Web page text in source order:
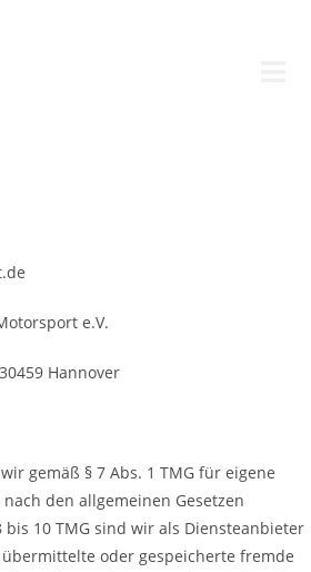
e.V.
Hannover
gemäß § 7 Abs. 1 TMG für eigene
den allgemeinen Gesetzen
10 TMG sind wir als Diensteanbieter
oder gespeicherte fremde